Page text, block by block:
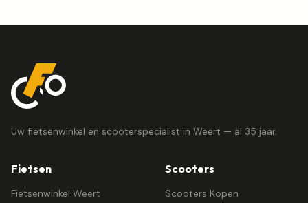
Uw fietsenwinkel en scooterspecialist in Weert — al 35 jaar.
Fietsen
Fietsenwinkel Weert
Scooters
Scooters Kopen